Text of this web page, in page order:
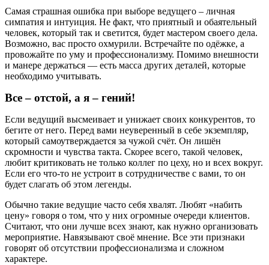
Самая страшная ошибка при выборе ведущего – личная
симпатия и интуиция. Не факт, что приятный и обаятельный
человек, который так и светится, будет мастером своего дела.
Возможно, вас просто охмурили. Встречайте по одёжке, а
провожайте по уму и профессионализму. Помимо внешности
и манере держаться — есть масса других деталей, которые
необходимо учитывать.
Все– отстой, а я – гений!
Если ведущий высмеивает и унижает своих конкурентов, то
бегите от него. Перед вами неуверенный в себе экземпляр,
который самоутверждается за чужой счёт. Он лишён
скромности и чувства такта. Скорее всего, такой человек,
любит критиковать не только коллег по цеху, но и всех вокруг.
Если его что-то не устроит в сотрудничестве с вами, то он
будет слагать об этом легенды.
Обычно такие ведущие часто себя хвалят. Любят «набить
цену» говоря о том, что у них огромные очереди клиентов.
Считают, что они лучше всех знают, как нужно организовать
мероприятие. Навязывают своё мнение. Все эти признаки
говорят об отсутствии профессионализма и сложном
характере.